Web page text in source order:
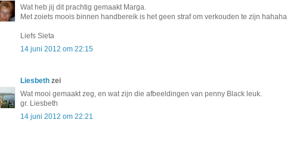
Wat heb jij dit prachtig gemaakt Marga.
Met zoiets moois binnen handbereik is het geen straf om verkouden te zijn
Liefs Sieta
14 juni 2012 om 22:15
Liesbeth zei
Wat mooi gemaakt zeg, en wat zijn die afbeeldingen van penny Black leuk.
gr. Liesbeth
14 juni 2012 om 22:21